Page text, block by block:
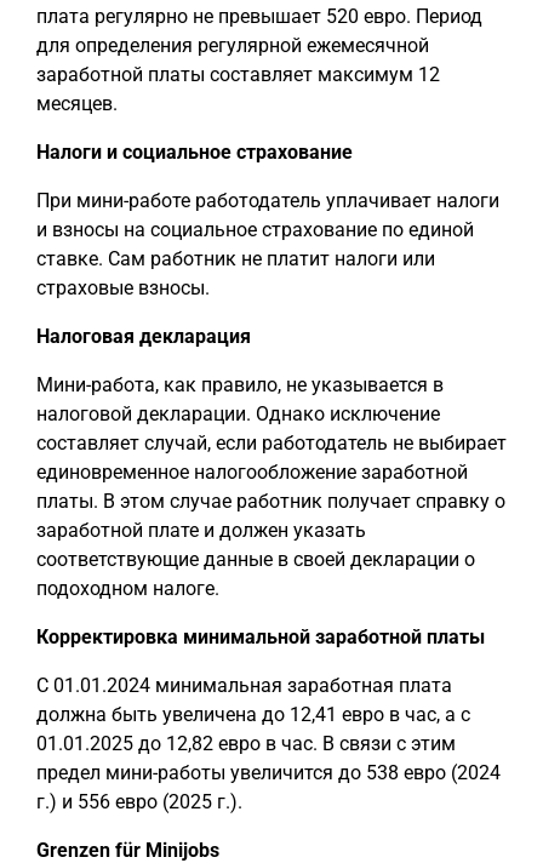
плата регулярно не превышает 520 евро. Период
для определения регулярной ежемесячной
заработной платы составляет максимум 12
месяцев.
Налоги и социальное страхование
При мини-работе работодатель уплачивает налоги
и взносы на социальное страхование по единой
ставке. Сам работник не платит налоги или
страховые взносы.
Налоговая декларация
Мини-работа, как правило, не указывается в
налоговой декларации. Однако исключение
составляет случай, если работодатель не выбирает
единовременное налогообложение заработной
платы. В этом случае работник получает справку о
заработной плате и должен указать
соответствующие данные в своей декларации о
подоходном налоге.
Корректировка минимальной заработной платы
С 01.01.2024 минимальная заработная плата
должна быть увеличена до 12,41 евро в час, а с
01.01.2025 до 12,82 евро в час. В связи с этим
предел мини-работы увеличится до 538 евро (2024
г.) и 556 евро (2025 г.).
Grenzen für Minijobs